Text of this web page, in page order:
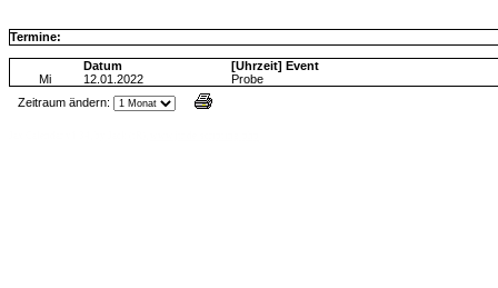
Termine:
Datum
[Uhrzeit] Event
Mi
12.01.2022
Probe
Zeitraum ändern: